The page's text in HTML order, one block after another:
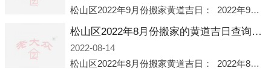
松山区2022年9月份搬家黄道吉日： 2022年9月6日 「星期二」 农历八月十一2022年9月12日 「星期一」 农历八月十七2022年9月16日 「星期五」 农历八月廿一2022年9月2
松山区2022年8月份搬家的黄道吉日查询大全一览表哪天适合搬家好日子
2022-08-14
松山区2022年8月份搬家黄道吉日： 2022年8月2日 「星期二」 农历七月初五2022年8月6日 「星期六」 农历七月初九2022年8月8日 「星期一」 农历七月十一2022年8月10日 「